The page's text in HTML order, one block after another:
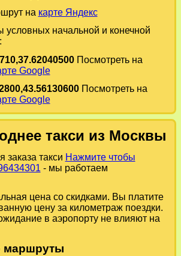
на карте Яндекс
условных начальной и конечной
Посмотреть на
Google
Посмотреть на
Google
такси из Москвы
такси Нажмите чтобы
- мы работаем
цена со скидками. Вы платите
цену за километраж поездки.
в аэропорту не влияют на
маршруты